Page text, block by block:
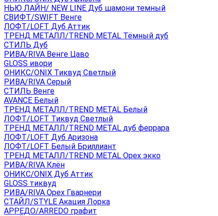
НЬЮ ЛАЙН/ NEW LINE Дуб шамони темный
СВИФТ/SWIFT Венге
ЛОФТ/LOFT Дуб Аттик
ТРЕНД МЕТАЛЛ/TREND METAL Тёмный дуб
СТИЛЬ Дуб
РИВА/RIVA Венге Цаво
GLOSS ивори
ОНИКС/ONIX Тиквуд Светлый
РИВА/RIVA Серый
СТИЛЬ Венге
AVANСE Белый
ТРЕНД МЕТАЛЛ/TREND METAL Белый
ЛОФТ/LOFT Тиквуд Светлый
ТРЕНД МЕТАЛЛ/TREND METAL дуб феррара
ЛОФТ/LOFT Дуб Аризона
ЛОФТ/LOFT Белый Бриллиант
ТРЕНД МЕТАЛЛ/TREND METAL Орех экко
РИВА/RIVA Клён
ОНИКС/ONIX Дуб Аттик
GLOSS тиквуд
РИВА/RIVA Орех Гварнери
СТАЙЛ/STYLE Акация Лорка
АРРЕДО/ARREDO графит